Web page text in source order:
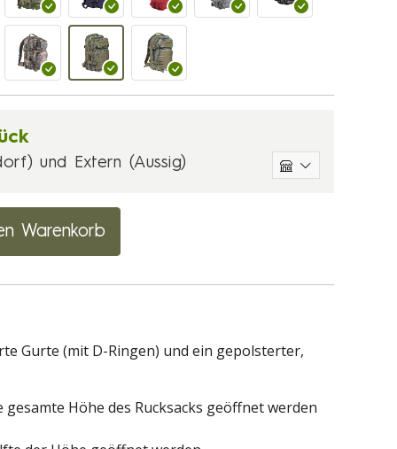
und Extern (Aussig)
Warenkorb
Gurte (mit D-Ringen) und ein gepolsterter,
Höhe des Rucksacks geöffnet werden